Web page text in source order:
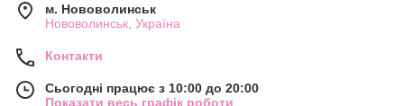
м. Нововолинськ
Нововолинськ, Україна
Контакти
Сьогодні працює з 10:00 до 20:00
Показати весь графік роботи